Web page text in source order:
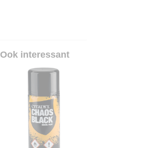
Ook interessant